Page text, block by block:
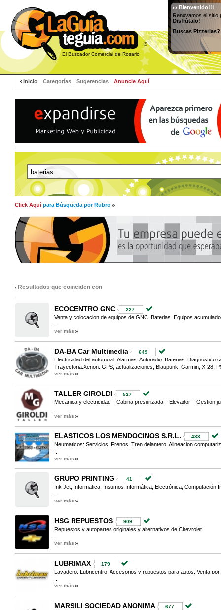
®
El Buscador Comercial de Rosario
Bienvenido!!!
Renovamos el sitio
Disfrútalo!
Buscas
Inicio Categorías Sugerencias Anuncie Aquí
Click Aquí para Búsqueda por Rubro
Resultados que coinciden con
ECOCENTRO GNC 227
Venta y colocacion de equipos de GNC. Baterias. Equipos
ver más
DA-BA Car Multimedia 649
Electricidad del automovil. Alarmas. Autoradio. Baterias. Diagnostico
Trayectoria.Xenon. GPS, actualizaciones, Blaupunk, Garmin, X-28,
ver más
TALLER GIROLDI 527
Mecanica y electricidad – Cabina presurizada – Elevador – Gestion
ver más
ELASTICOS LOS MENDOCINOS S.R.L. 433
Neumaticos: Servicios. Frenos. Tren delantero. Alineacion
ver más
GRUPO PRINTING 41
Ink Jet, Informatica, Insumos Informática, Electrónica, Computación
ver más
HSG REPUESTOS 909
Repuestos y autopartes originales y alternativos de Chevrolet
ver más
LUBRIMAX 179
Lavadero, Lubricentro, Accesorios y repuestos para autos, Venta
ver más
MARSILI SOCIEDAD ANONIMA 677